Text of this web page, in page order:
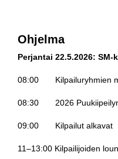
Ohjelma
Perjantai 22.5.2026:
08:00 Kilpailuryhmien
08:30 2026 Puukiipeilyn
09:00 Kilpailut alkavat
11–13:00 Kilpailijoiden